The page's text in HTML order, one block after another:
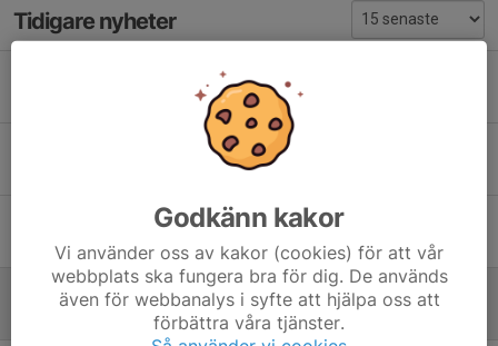
Tidigare nyheter
Börja träna skidskytte
0
Täbys Skidskyttar har en egen WhatsApp grupp
Snart är det dags för träning på Arninge GK!
14 nov 2021
Fantastisk träningskväll vid Gullsjön!
8 sep 2021 0
Godkänn kakor
Vi använder oss av kakor (cookies) för att vår
webbplats ska fungera bra för dig. De används
även för webbanalys i syfte att hjälpa oss att
förbättra våra tjänster.